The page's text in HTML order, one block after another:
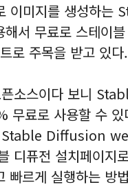
이미지를 생성하
서 무료로 스테이
주목을 받고 있다.
소스이다 보니
무료로 사용할 수
Stable Diffusion
디퓨전 설치페이지
빠르게 실행하는 방